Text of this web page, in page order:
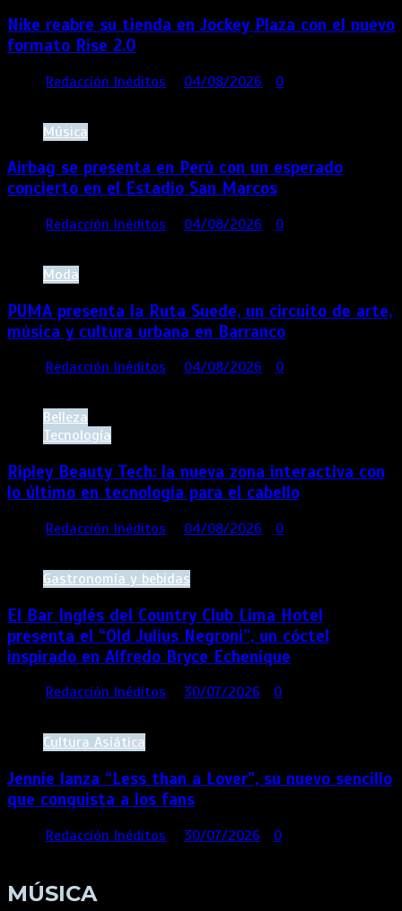
Nike reabre su tienda en Jockey Plaza con el nuevo
formato Rise 2.0
Redacción Inéditos 04/08/2026 0
Música
Airbag se presenta en Perú con un esperado
concierto en el Estadio San Marcos
Redacción Inéditos 04/08/2026 0
Moda
PUMA presenta la Ruta Suede, un circuito de arte,
música y cultura urbana en Barranco
Redacción Inéditos 04/08/2026 0
Belleza
Tecnología
Ripley Beauty Tech: la nueva zona interactiva con
lo último en tecnología para el cabello
Redacción Inéditos 04/08/2026 0
Gastronomía y bebidas
El Bar Inglés del Country Club Lima Hotel
presenta el “Old Julius Negroni”, un cóctel
inspirado en Alfredo Bryce Echenique
Redacción Inéditos 30/07/2026 0
Cultura Asiática
Jennie lanza “Less than a Lover”, su nuevo sencillo
que conquista a los fans
Redacción Inéditos 30/07/2026 0
MÚSICA